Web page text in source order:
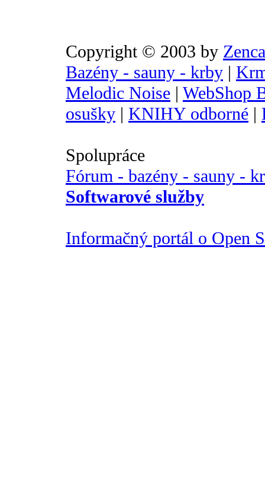
Copyright © 2003 by
Bazény - sauny - krby |
Melodic Noise | WebShop
osušky | KNIHY odborné |
Spolupráce
Fórum - bazény - sauny -
Softwarové služby
Informačný portál o Open